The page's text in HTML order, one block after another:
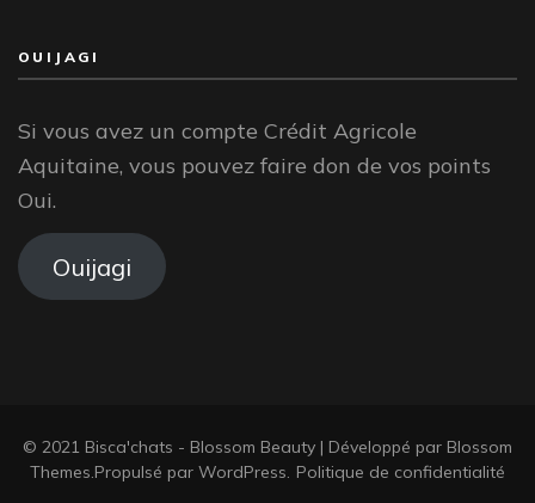
OUIJAGI
Si vous avez un compte Crédit Agricole
Aquitaine, vous pouvez faire don de vos points
Oui.
Ouijagi
© 2021 Bisca'chats - Blossom Beauty | Développé par Blossom
Themes.Propulsé par WordPress. Politique de confidentialité